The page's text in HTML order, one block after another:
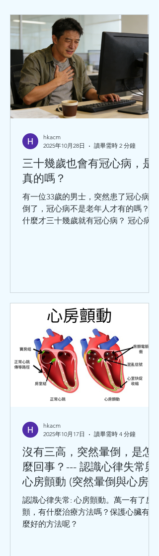
三十幾歲也會有冠心病，是
真的嗎？
有一位33歲的男士，突然患了冠心病暈
倒了，冠心病不是老年人才有的嗎？為
什麼才三十幾歲就有冠心病？ 冠心病的
此之外，炎症栓塞導致血管管腔狹窄或
閉塞也可以引起冠心病。 關於冠心病，
世界衛生組織將它分為5大類：無症狀
心肌缺血（也叫隱匿性冠心病）、心絞
痛、心肌梗死、缺血性心力衰竭（也叫
缺血性心臟病）、猝死。這5種臨床類
型，在臨床中還可以分為：穩定型冠心
病、急性冠狀動脈綜合徵。 引發冠心病
的危險因素分為：可改變的和不可改變
的兩種。其中可改變因素有：高血壓、
理膳食、過量飲酒等等。 不可改變的危
險因素有：性別、年齡、家族史、感染
病史（如巨細胞病毒、肺炎衣原體、幽
門螺旋桿菌等）。 千萬不要小看冠心
病，冠心病是中老年人的常見病和多發
病，處於這個年齡階段的人，在日常生
活中，出現哪些情況，要及時就醫呢？
勞累或工作緊張時，出現胸骨後疼痛或
心前區悶痛，緊縮樣疼痛，並向
hkacm
2025年10月28日
讀畢需時 2 分鐘
沒有三高，突然暈倒，是怎
麼回事？--- 認識心律失常與
心房顫動 (突然暈倒與心房顫
動)
認識心律失常: 心房顫動。萬一有了房
顫，有什麼治療方法嗎？保護心臟有什
麼好的方法呢？
hkacm
2025年10月17日
讀畢需時 4 分鐘